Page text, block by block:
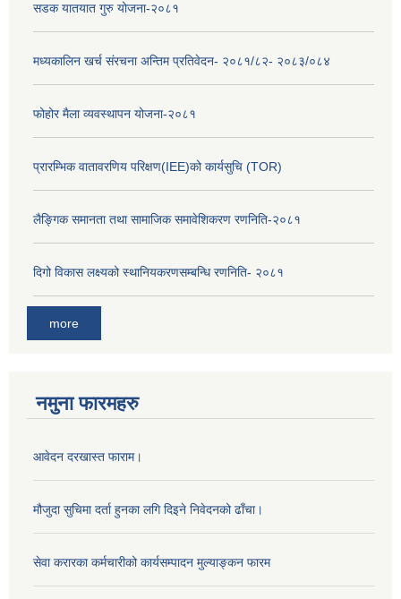
सडक यातयात गुरु योजना-२०८१
मध्यकालिन खर्च संरचना अन्तिम प्रतिवेदन- २०८१/८२- २०८३/०८४
फोहोर मैला व्यवस्थापन योजना-२०८१
प्रारम्भिक वातावरणिय परिक्षण(IEE)को कार्यसुचि (TOR)
लैङ्‍गिक समानता तथा सामाजिक समावेशिकरण रणनिति-२०८१
दिगो विकास लक्ष्यको स्थानियकरणसम्बन्धि रणनिति- २०८१
more
नमुना फारमहरु
आवेदन दरखास्त फाराम।
मौजुदा सुचिमा दर्ता हुनका लगि दिइने निवेदनको ढाँचा।
सेवा करारका कर्मचारीको कार्यसम्पादन मुल्याङ्‍कन फारम